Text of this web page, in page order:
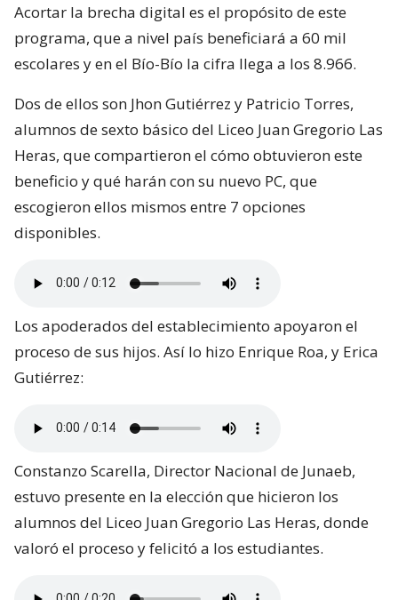
Acortar la brecha digital es el propósito de este
programa, que a nivel país beneficiará a 60 mil
escolares y en el Bío-Bío la cifra llega a los 8.966.
Dos de ellos son Jhon Gutiérrez y Patricio Torres,
alumnos de sexto básico del Liceo Juan Gregorio Las
Heras, que compartieron el cómo obtuvieron este
beneficio y qué harán con su nuevo PC, que
escogieron ellos mismos entre 7 opciones
disponibles.
Los apoderados del establecimiento apoyaron el
proceso de sus hijos. Así lo hizo Enrique Roa, y Erica
Gutiérrez:
Constanzo Scarella, Director Nacional de Junaeb,
estuvo presente en la elección que hicieron los
alumnos del Liceo Juan Gregorio Las Heras, donde
valoró el proceso y felicitó a los estudiantes.